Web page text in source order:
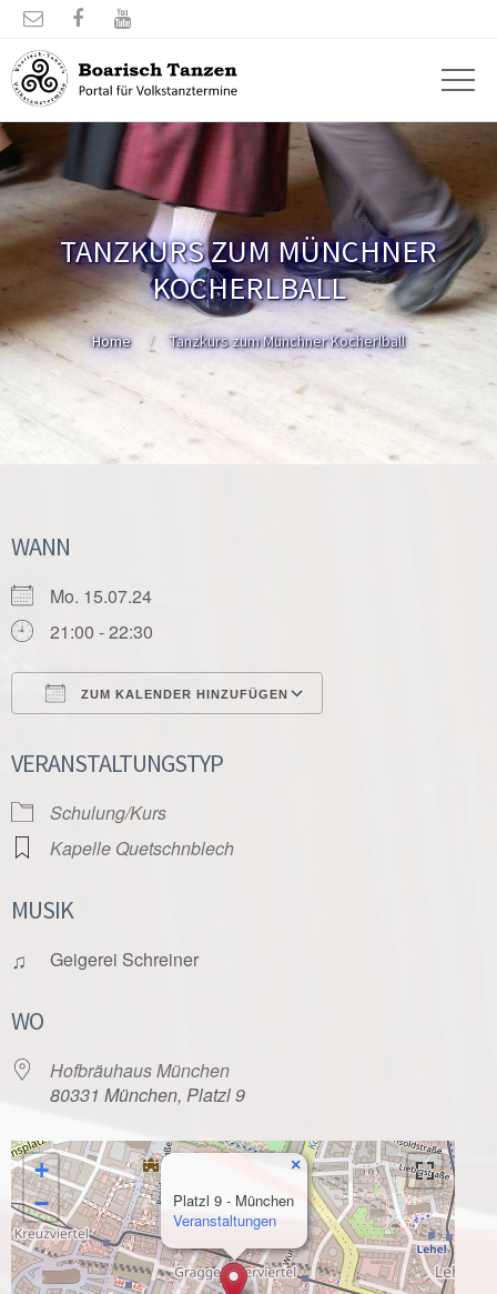
  
TANZKURS ZUM MÜNCHNER
KOCHERLBALL
Home Tanzkurs zum Münchner Kocherlball
WANN
Mo. 15.07.24
21:00 - 22:30
ZUM KALENDER HINZUFÜGEN
VERANSTALTUNGSTYP
Schulung/Kurs
Kapelle Quetschnblech
MUSIK
♫ Geigerei Schreiner
WO
Hofbräuhaus München
80331 München, Platzl 9
Platzl 9 - München
Veranstaltungen
×
+
−